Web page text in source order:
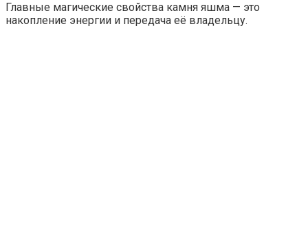
Главные магические свойства камня яшма — это
накопление энергии и передача её владельцу.